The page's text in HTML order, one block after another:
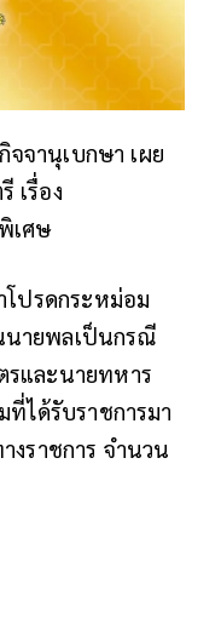
จจานุเบกษา เผย
เรื่อง
เศษ
โปรดกระหม่อม
นายพลเป็นกรณี
และนายทหาร
ที่ได้รับราชการมา
งราชการ จำนวน